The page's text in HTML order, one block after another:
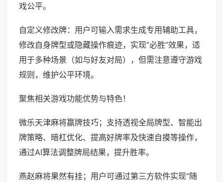
戏公平。
自定义修改牌：用户可输入需求生成专用辅助工具，
修改自身牌型或隐藏操作痕迹，实现“必胜”效果，适
用于多种场景（如与好友对局），但需注意遵守游戏
规则，维护公平环境。
聚焦相关游戏功能优势与特色！
微乐天津麻将赢牌技巧；支持透视全局牌型、智能出
牌策略、暗杠优化、提高好牌率及快速自摸等操作，
通过AI算法调整牌局结果，提升胜率。
燕赵麻将果然有挂；用户可通过第三方软件实现“随